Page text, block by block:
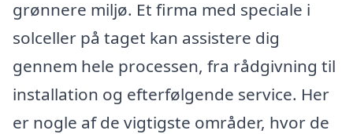
grønnere miljø. Et firma med speciale i
solceller på taget kan assistere dig
gennem hele processen, fra rådgivning til
installation og efterfølgende service. Her
er nogle af de vigtigste områder, hvor de